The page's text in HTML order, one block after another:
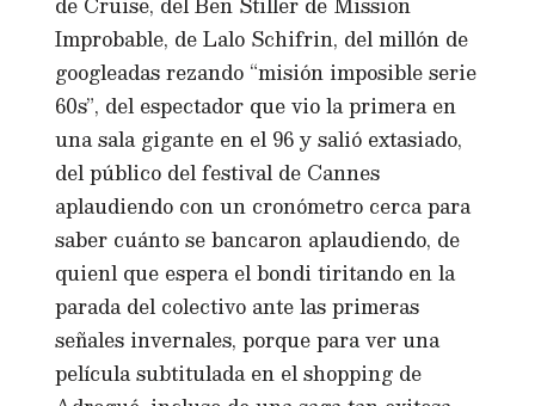
Improbable, de Lalo Schifrin, del millón de
googleadas rezando “misión imposible serie
60s”, del espectador que vio la primera en
una sala gigante en el 96 y salió extasiado,
del público del festival de Cannes
aplaudiendo con un cronómetro cerca para
saber cuánto se bancaron aplaudiendo, de
quienl que espera el bondi tiritando en la
parada del colectivo ante las primeras
señales invernales, porque para ver una
película subtitulada en el shopping de